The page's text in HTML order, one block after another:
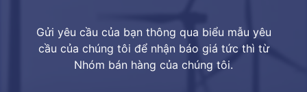
Gửi yêu cầu của bạn thông qua biểu mẫu yêu
cầu của chúng tôi để nhận báo giá tức thì từ
Nhóm bán hàng của chúng tôi.